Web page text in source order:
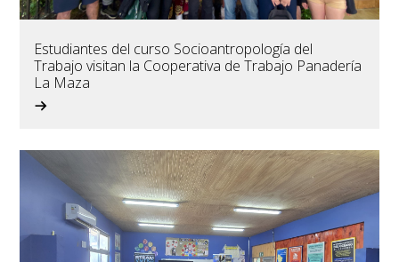
Estudiantes del curso Socioantropología del
Trabajo visitan la Cooperativa de Trabajo Panadería
La Maza